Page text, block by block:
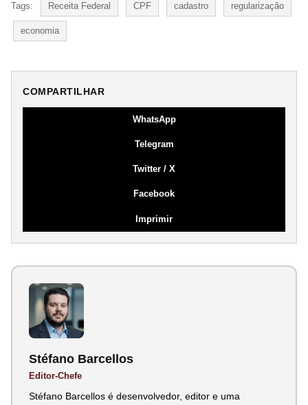
Tags: Receita Federal CPF cadastro regularização
economia
COMPARTILHAR
WhatsApp
Telegram
Twitter / X
Facebook
Imprimir
Stéfano Barcellos
Editor-Chefe
Stéfano Barcellos é desenvolvedor, editor e uma